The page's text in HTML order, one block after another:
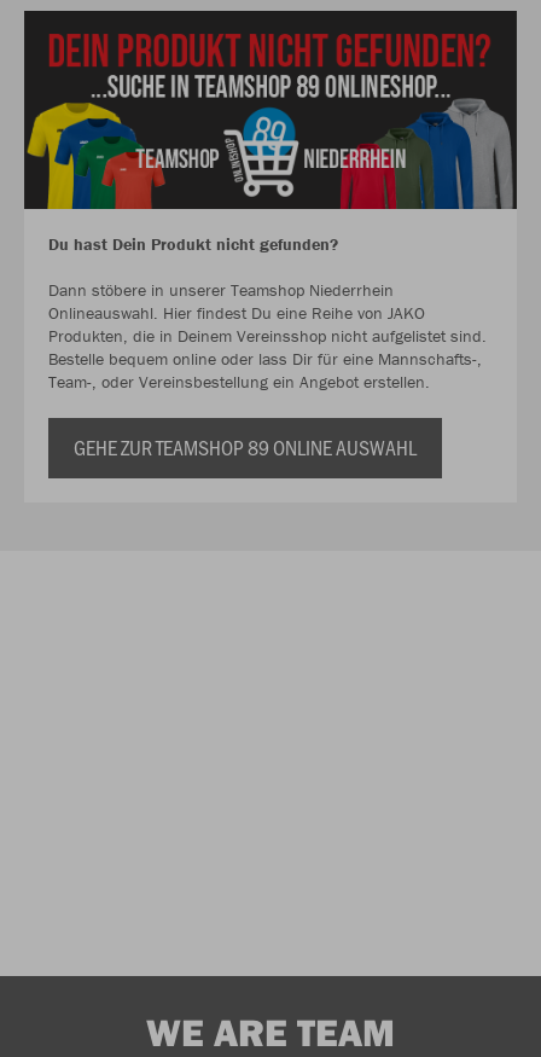
Du hast Dein Produkt nicht gefunden?
Dann stöbere in unserer Teamshop Niederrhein
Onlineauswahl. Hier findest Du eine Reihe von JAKO
Produkten, die in Deinem Vereinsshop nicht aufgelistet sind.
Bestelle bequem online oder lass Dir für eine Mannschafts-,
Team-, oder Vereinsbestellung ein Angebot erstellen.
GEHE ZUR TEAMSHOP 89 ONLINE AUSWAHL
WE ARE TEAM